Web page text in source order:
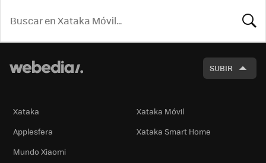
SUBIR
Xataka
Xataka Móvil
Applesfera
Xataka Smart Home
Mundo Xiaomi